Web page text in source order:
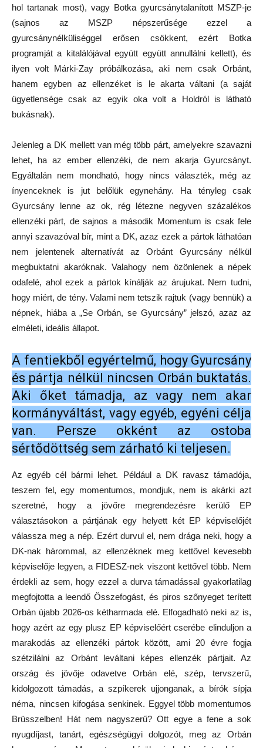
hol tartanak most), vagy Botka gyurcsánytalanított MSZP-je
(sajnos az MSZP népszerűsége ezzel a
gyurcsánynélküliséggel erősen csökkent, ezért Botka
programját a kitalálójával együtt együtt annullálni kellett), és
ilyen volt Márki-Zay próbálkozása, aki nem csak Orbánt,
hanem egyben az ellenzéket is le akarta váltani (a saját
ügyetlensége csak az egyik oka volt a Holdról is látható
bukásnak).
Jelenleg a DK mellett van még több párt, amelyekre szavazni
lehet, ha az ember ellenzéki, de nem akarja Gyurcsányt.
Egyáltalán nem mondható, hogy nincs választék, még az
ínyenceknek is jut belőlük egynehány. Ha tényleg csak
Gyurcsány lenne az ok, rég létezne negyven százalékos
ellenzéki párt, de sajnos a második Momentum is csak fele
annyi szavazóval bír, mint a DK, azaz ezek a pártok láthatóan
nem jelentenek alternatívát az Orbánt Gyurcsány nélkül
megbuktatni akaróknak. Valahogy nem özönlenek a népek
odafelé, ahol ezek a pártok kínálják az árujukat. Nem tudni,
hogy miért, de tény. Valami nem tetszik rajtuk (vagy bennük) a
népnek, hiába a „Se Orbán, se Gyurcsány” jelszó, azaz az
elméleti, ideális állapot.
A fentiekből egyértelmű, hogy Gyurcsány
és pártja nélkül nincsen Orbán buktatás.
Aki őket támadja, az vagy nem akar
kormányváltást, vagy egyéb, egyéni célja
van. Persze okként az ostoba
sértődöttség sem zárható ki teljesen.
Az egyéb cél bármi lehet. Például a DK ravasz támadója,
teszem fel, egy momentumos, mondjuk, nem is akárki azt
szeretné, hogy a jövőre megrendezésre kerülő EP
választásokon a pártjának egy helyett két EP képviselőjét
válassza meg a nép. Ezért durvul el, nem drága neki, hogy a
DK-nak hárommal, az ellenzéknek meg kettővel kevesebb
képviselője legyen, a FIDESZ-nek viszont kettővel több. Nem
érdekli az sem, hogy ezzel a durva támadással gyakorlatilag
megfojtotta a leendő Összefogást, és piros szőnyeget terített
Orbán újabb 2026-os kétharmada elé. Elfogadható neki az is,
hogy azért az egy plusz EP képviselőért cserébe elinduljon a
marakodás az ellenzéki pártok között, ami 20 évre fogja
szétzilálni az Orbánt leváltani képes ellenzék pártjait. Az
ország és jövője odavetve Orbán elé, szép, tervszerű,
kidolgozott támadás, a szpíkerek ujjonganak, a bírók sípja
néma, nincsen kifogása senkinek. Eggyel több momentumos
Brüsszelben! Hát nem nagyszerű? Ott egye a fene a sok
nyugdíjast, tanárt, egészségügyi dolgozót, meg az Orbán